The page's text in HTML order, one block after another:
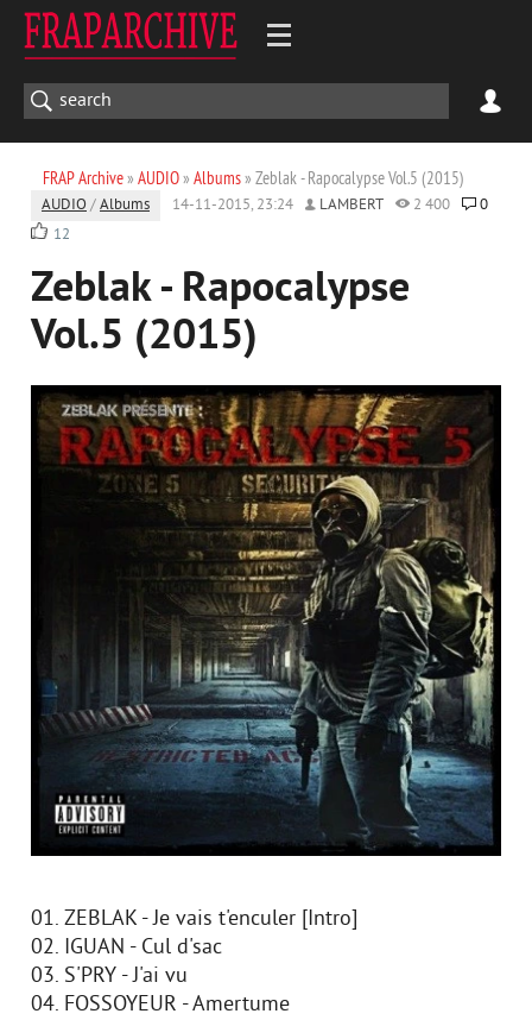
FRAP Archive» AUDIO» Albums» Zeblak - Rapocalypse Vol.5 (2015)
AUDIO /Albums 14-11-2015, 23:24 LAMBERT 2 400
0
12
Zeblak - Rapocalypse
Vol.5 (2015)
01. ZEBLAK - Je vais t'enculer [Intro]
02. IGUAN - Cul d'sac
03. S'PRY - J'ai vu
04. FOSSOYEUR - Amertume